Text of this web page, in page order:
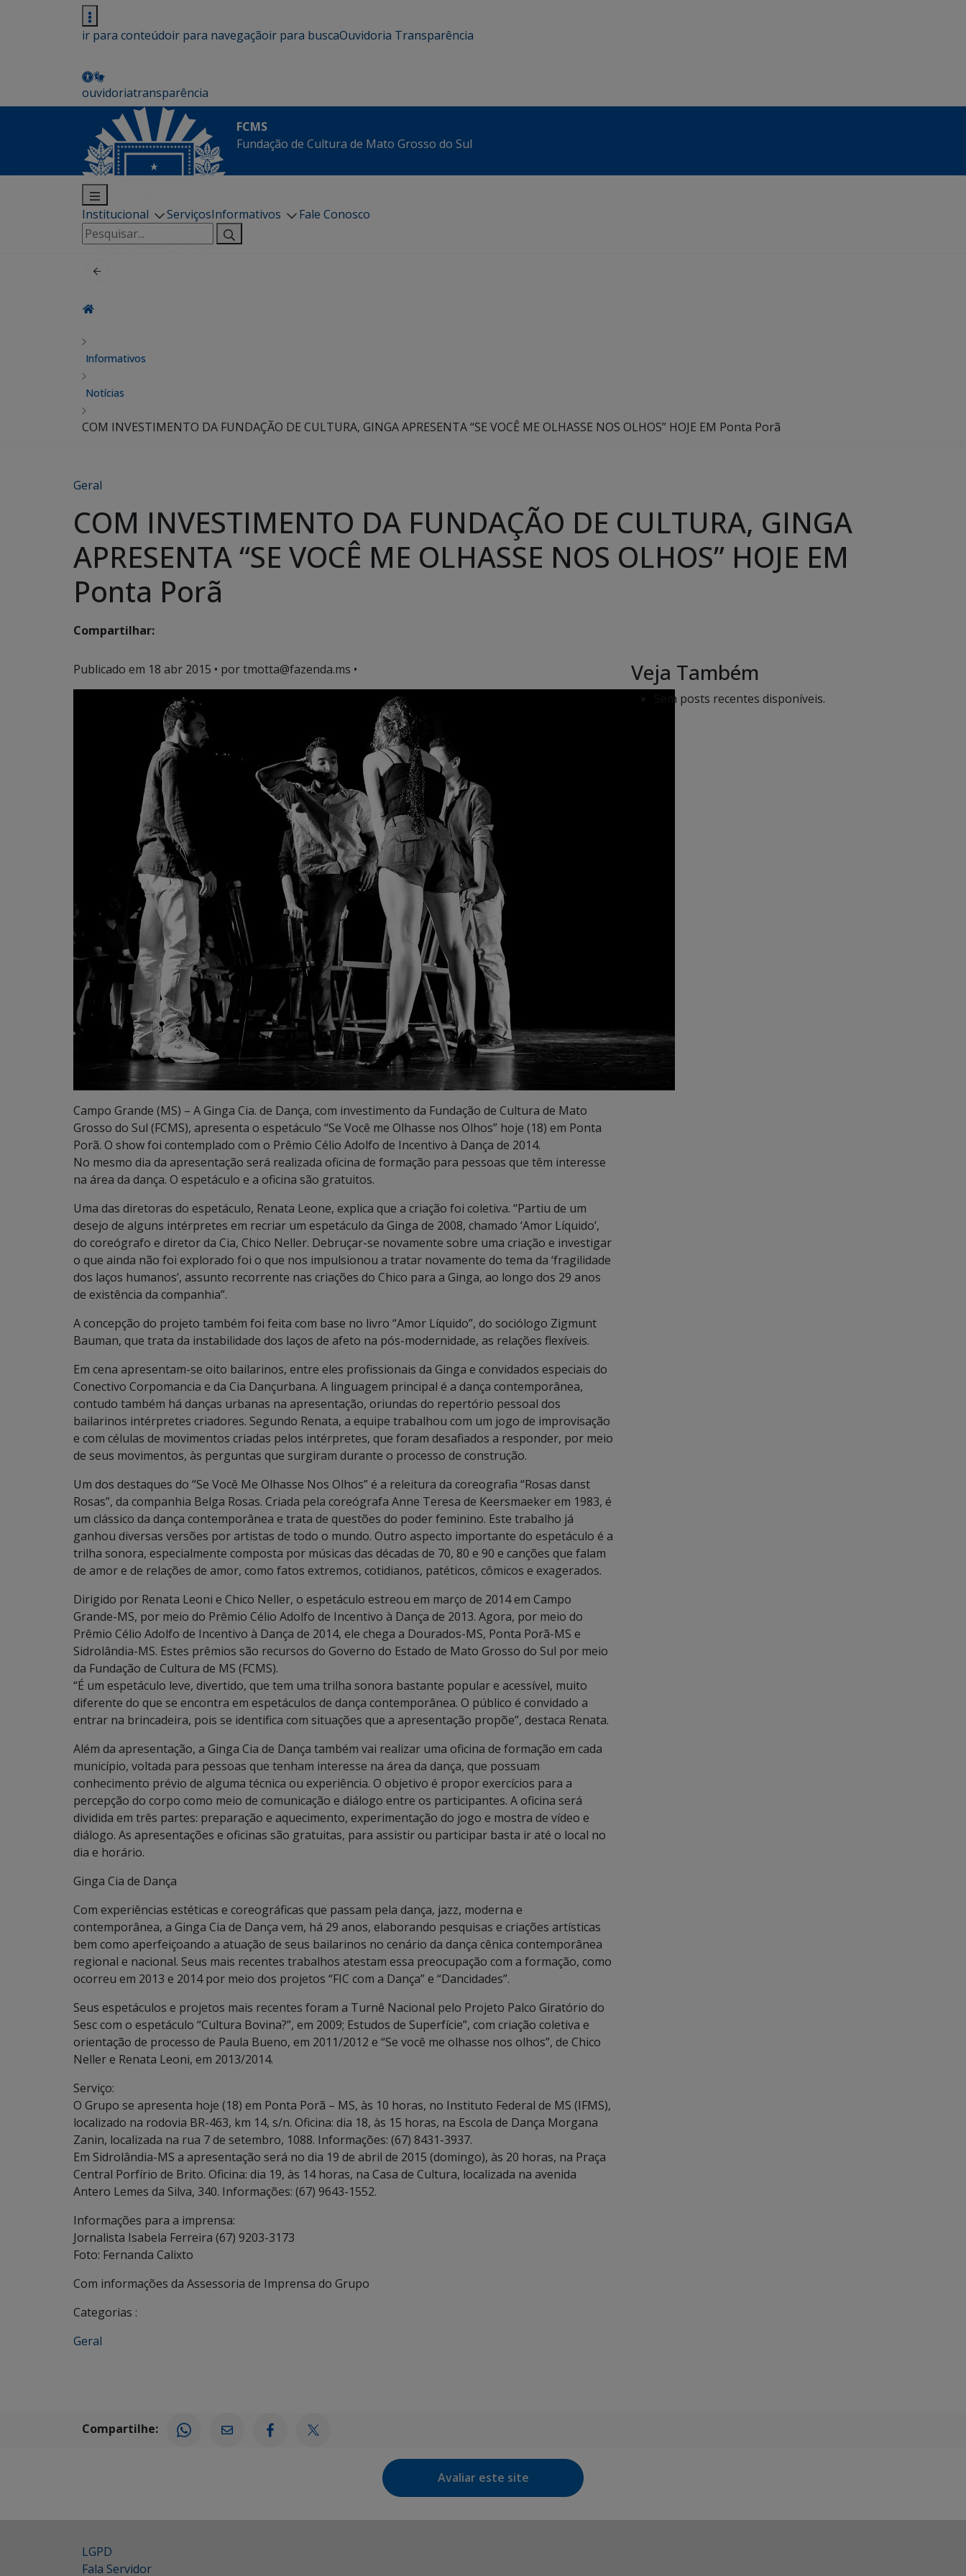
ir para conteúdoir para navegaçãoir para buscaOuvidoria Transparência
ouvidoriatransparência
FCMS
Fundação de Cultura de Mato Grosso do Sul
Institucional ServiçosInformativos
Fale Conosco
Pesquisar
por:
Informativos
Notícias
COM INVESTIMENTO DA FUNDAÇÃO DE CULTURA, GINGA APRESENTA “SE VOCÊ ME OLHASSE NOS OLHOS” HOJE EM Ponta Porã
Geral
COM INVESTIMENTO DA FUNDAÇÃO DE CULTURA, GINGA
APRESENTA “SE VOCÊ ME OLHASSE NOS OLHOS” HOJE EM
Ponta Porã
Compartilhar:
Publicado em 18 abr 2015 • por tmotta@fazenda.ms •
Campo Grande (MS) – A Ginga Cia. de Dança, com investimento da Fundação de Cultura de Mato
Grosso do Sul (FCMS), apresenta o espetáculo “Se Você me Olhasse nos Olhos” hoje (18) em Ponta
Porã. O show foi contemplado com o Prêmio Célio Adolfo de Incentivo à Dança de 2014.
No mesmo dia da apresentação será realizada oficina de formação para pessoas que têm interesse
na área da dança. O espetáculo e a oficina são gratuitos.
Uma das diretoras do espetáculo, Renata Leone, explica que a criação foi coletiva. “Partiu de um
desejo de alguns intérpretes em recriar um espetáculo da Ginga de 2008, chamado ‘Amor Líquido’,
do coreógrafo e diretor da Cia, Chico Neller. Debruçar-se novamente sobre uma criação e investigar
o que ainda não foi explorado foi o que nos impulsionou a tratar novamente do tema da ‘fragilidade
dos laços humanos’, assunto recorrente nas criações do Chico para a Ginga, ao longo dos 29 anos
de existência da companhia”.
A concepção do projeto também foi feita com base no livro “Amor Líquido”, do sociólogo Zigmunt
Bauman, que trata da instabilidade dos laços de afeto na pós-modernidade, as relações flexíveis.
Em cena apresentam-se oito bailarinos, entre eles profissionais da Ginga e convidados especiais do
Conectivo Corpomancia e da Cia Dançurbana. A linguagem principal é a dança contemporânea,
contudo também há danças urbanas na apresentação, oriundas do repertório pessoal dos
bailarinos intérpretes criadores. Segundo Renata, a equipe trabalhou com um jogo de improvisação
e com células de movimentos criadas pelos intérpretes, que foram desafiados a responder, por meio
de seus movimentos, às perguntas que surgiram durante o processo de construção.
Um dos destaques do “Se Você Me Olhasse Nos Olhos” é a releitura da coreografia “Rosas danst
Rosas”, da companhia Belga Rosas. Criada pela coreógrafa Anne Teresa de Keersmaeker em 1983, é
um clássico da dança contemporânea e trata de questões do poder feminino. Este trabalho já
ganhou diversas versões por artistas de todo o mundo. Outro aspecto importante do espetáculo é a
trilha sonora, especialmente composta por músicas das décadas de 70, 80 e 90 e canções que falam
de amor e de relações de amor, como fatos extremos, cotidianos, patéticos, cômicos e exagerados.
Dirigido por Renata Leoni e Chico Neller, o espetáculo estreou em março de 2014 em Campo
Grande-MS, por meio do Prêmio Célio Adolfo de Incentivo à Dança de 2013. Agora, por meio do
Prêmio Célio Adolfo de Incentivo à Dança de 2014, ele chega a Dourados-MS, Ponta Porã-MS e
Sidrolândia-MS. Estes prêmios são recursos do Governo do Estado de Mato Grosso do Sul por meio
da Fundação de Cultura de MS (FCMS).
“É um espetáculo leve, divertido, que tem uma trilha sonora bastante popular e acessível, muito
diferente do que se encontra em espetáculos de dança contemporânea. O público é convidado a
entrar na brincadeira, pois se identifica com situações que a apresentação propõe”, destaca Renata.
Além da apresentação, a Ginga Cia de Dança também vai realizar uma oficina de formação em cada
município, voltada para pessoas que tenham interesse na área da dança, que possuam
conhecimento prévio de alguma técnica ou experiência. O objetivo é propor exercícios para a
percepção do corpo como meio de comunicação e diálogo entre os participantes. A oficina será
dividida em três partes: preparação e aquecimento, experimentação do jogo e mostra de vídeo e
diálogo. As apresentações e oficinas são gratuitas, para assistir ou participar basta ir até o local no
dia e horário.
Ginga Cia de Dança
Com experiências estéticas e coreográficas que passam pela dança, jazz, moderna e
contemporânea, a Ginga Cia de Dança vem, há 29 anos, elaborando pesquisas e criações artísticas
bem como aperfeiçoando a atuação de seus bailarinos no cenário da dança cênica contemporânea
regional e nacional. Seus mais recentes trabalhos atestam essa preocupação com a formação, como
ocorreu em 2013 e 2014 por meio dos projetos “FIC com a Dança” e “Dancidades”.
Seus espetáculos e projetos mais recentes foram a Turnê Nacional pelo Projeto Palco Giratório do
Sesc com o espetáculo “Cultura Bovina?”, em 2009; Estudos de Superfície”, com criação coletiva e
orientação de processo de Paula Bueno, em 2011/2012 e “Se você me olhasse nos olhos”, de Chico
Neller e Renata Leoni, em 2013/2014.
Serviço:
O Grupo se apresenta hoje (18) em Ponta Porã – MS, às 10 horas, no Instituto Federal de MS (IFMS),
localizado na rodovia BR-463, km 14, s/n. Oficina: dia 18, às 15 horas, na Escola de Dança Morgana
Zanin, localizada na rua 7 de setembro, 1088. Informações: (67) 8431-3937.
Em Sidrolândia-MS a apresentação será no dia 19 de abril de 2015 (domingo), às 20 horas, na Praça
Central Porfírio de Brito. Oficina: dia 19, às 14 horas, na Casa de Cultura, localizada na avenida
Antero Lemes da Silva, 340. Informações: (67) 9643-1552.
Informações para a imprensa:
Jornalista Isabela Ferreira (67) 9203-3173
Foto: Fernanda Calixto
Com informações da Assessoria de Imprensa do Grupo
Categorias :
Geral
Veja Também
Sem posts recentes disponíveis.
Compartilhe:
Avaliar este site
LGPD
Fala Servidor